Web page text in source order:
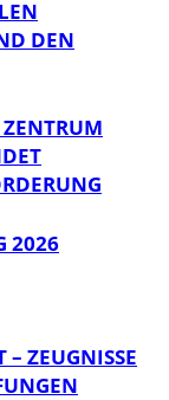
DEN
2026
ZEUGNISSE F